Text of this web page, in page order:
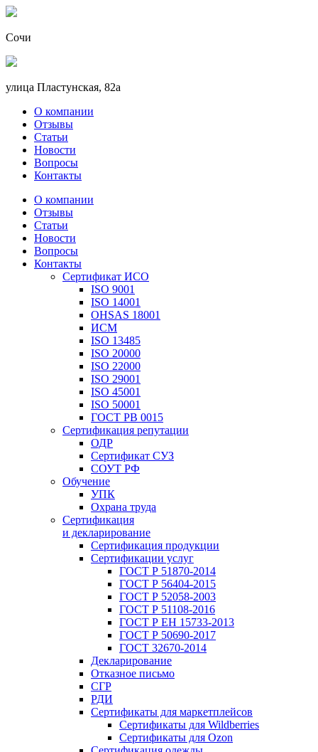
Сочи
улица Пластунская, 82а
О компании
Отзывы
Статьи
Новости
Вопросы
Контакты
О компании
Отзывы
Статьи
Новости
Вопросы
Контакты
Сертификат ИСО
ISO 9001
ISO 14001
OHSAS 18001
ИСМ
ISO 13485
ISO 20000
ISO 22000
ISO 29001
ISO 45001
ISO 50001
ГОСТ РВ 0015
Сертификация репутации
ОДР
Сертификат СУЗ
СОУТ РФ
Обучение
УПК
Охрана труда
Сертификация
и декларирование
Сертификация продукции
Сертификации услуг
ГОСТ Р 51870-2014
ГОСТ Р 56404-2015
ГОСТ Р 52058-2003
ГОСТ Р 51108-2016
ГОСТ Р ЕН 15733-2013
ГОСТ Р 50690-2017
ГОСТ 32670-2014
Декларирование
Отказное письмо
СГР
РДИ
Сертификаты для маркетплейсов
Сертификаты для Wildberries
Сертификаты для Ozon